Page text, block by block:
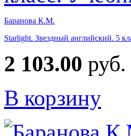
Баранова К.М.
Starlight. Звездный английский. 5
2 103.00 руб.
В корзину